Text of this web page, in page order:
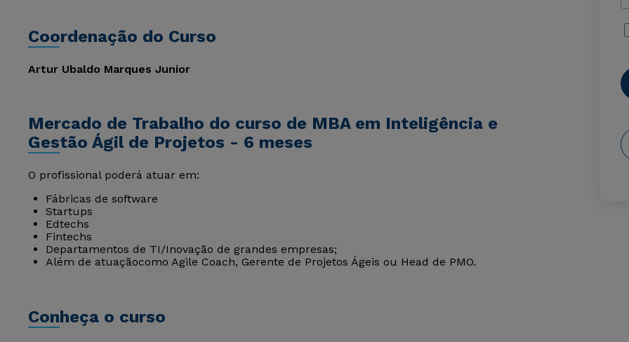
Coordenação do Curso
Artur Ubaldo Marques Junior
Mercado de Trabalho do curso de MBA em Inteligência e
Gestão Ágil de Projetos - 6 meses
O profissional poderá atuar em:
Fábricas de software
Startups
Edtechs
Fintechs
Departamentos de TI/Inovação de grandes empresas;
Além de atuaçãocomo Agile Coach, Gerente de Projetos Ágeis ou Head de PMO.
Conheça o curso